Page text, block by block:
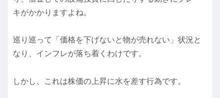
キがかかりますよね。
巡り巡って「価格を下げないと物が売れない」状況と
なり、インフレが落ち着くわけです。
しかし、これは株価の上昇に水を差す行為です。